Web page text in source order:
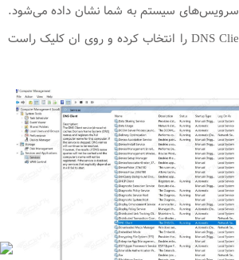
انتخاب گزینه Services سرویس‌های سیستم به شما نشان داده می‌شود.
در این قسمت گزینه DNS Client را انتخاب کرده و روی ان کلیک راست